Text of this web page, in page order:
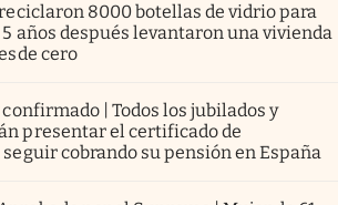
8000 botellas de vidrio para
años después levantaron una vivienda
cero
| Todos los jubilados y
presentar el certificado de
cobrando su pensión en España